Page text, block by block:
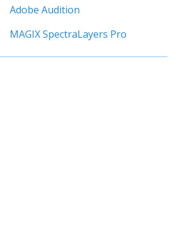
Adobe Audition
MAGIX SpectraLayers Pro